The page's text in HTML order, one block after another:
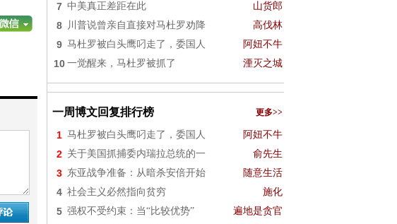
7 中美真正差距在此 山货郎
8 川普说曾亲自直接对马杜罗劝降 高伐林
9 马杜罗被白头鹰叼走了，委国人 阿妞不牛
10 一觉醒来，马杜罗被抓了 湮灭之城
一周博文回复排行榜 更多>>
1 马杜罗被白头鹰叼走了，委国人 阿妞不牛
2 关于美国抓捕委内瑞拉总统的一 俞先生
3 东亚战争准备：从暗杀安倍开始 随意生活
4 社会主义必然指向贫穷 施化
5 强权不受约束：当“比较优势” 遍地是贪官